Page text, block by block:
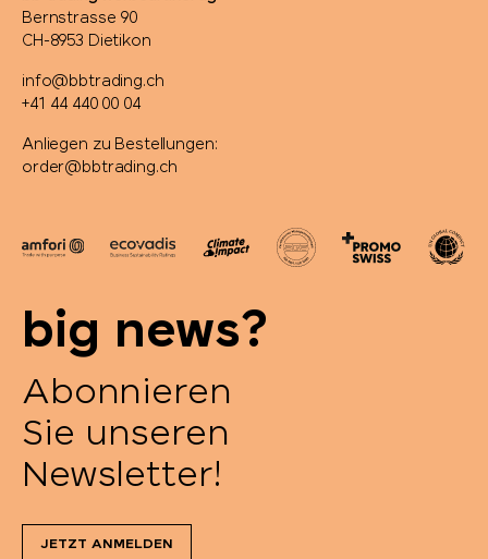
Bernstrasse 90
CH-8953 Dietikon
info@bbtrading.ch
+41 44 440 00 04
Anliegen zu Bestellungen:
order@bbtrading.ch
big news?
Abonnieren
Sie unseren
Newsletter!
JETZT ANMELDEN